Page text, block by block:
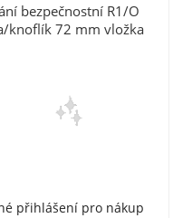
bezpečnostní R1/O
knoflík 72 mm vložka
přihlášení pro nákup